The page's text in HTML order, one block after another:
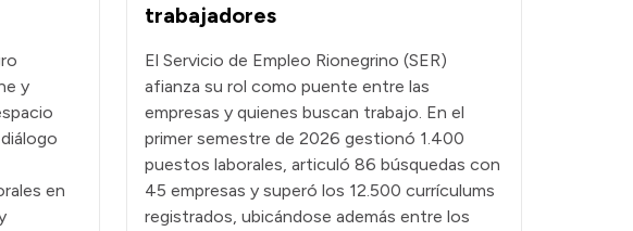
y
en
trabajadores
El Servicio de Empleo Rionegrino (SER)
afianza su rol como puente entre las
empresas y quienes buscan trabajo. En el
primer semestre de 2026 gestionó 1.400
puestos laborales, articuló 86 búsquedas con
45 empresas y superó los 12.500 currículums
registrados, ubicándose además entre los